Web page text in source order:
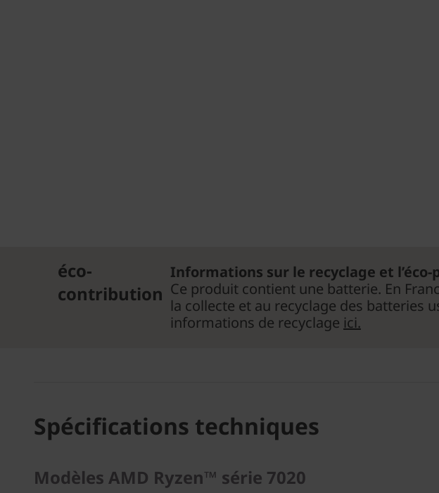
éco-
contribution
Informations sur le recyclage et
Ce produit contient une batterie. En
la collecte et au recyclage des batteries
informations de recyclage ici.
Spécifications techniques
Modèles AMD Ryzen™ série 7020